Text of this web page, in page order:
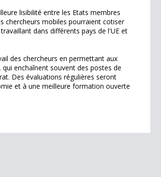
lisibilité entre les Etats membres
chercheurs mobiles pourraient cotiser
dans différents pays de l'UE et
des chercheurs en permettant aux
enchaînent souvent des postes de
Des évaluations régulières seront
et à une meilleure formation ouverte